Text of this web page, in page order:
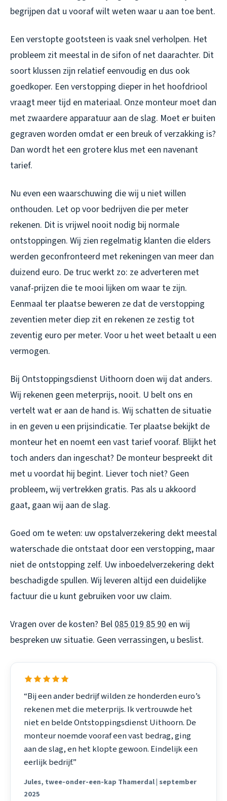
begrijpen dat u vooraf wilt weten waar u aan toe bent.
Een verstopte gootsteen is vaak snel verholpen. Het
probleem zit meestal in de sifon of net daarachter. Dit
soort klussen zijn relatief eenvoudig en dus ook
goedkoper. Een verstopping dieper in het hoofdriool
vraagt meer tijd en materiaal. Onze monteur moet dan
met zwaardere apparatuur aan de slag. Moet er buiten
gegraven worden omdat er een breuk of verzakking is?
Dan wordt het een grotere klus met een navenant
tarief.
Nu even een waarschuwing die wij u niet willen
onthouden. Let op voor bedrijven die per meter
rekenen. Dit is vrijwel nooit nodig bij normale
ontstoppingen. Wij zien regelmatig klanten die elders
werden geconfronteerd met rekeningen van meer dan
duizend euro. De truc werkt zo: ze adverteren met
vanaf-prijzen die te mooi lijken om waar te zijn.
Eenmaal ter plaatse beweren ze dat de verstopping
zeventien meter diep zit en rekenen ze zestig tot
zeventig euro per meter. Voor u het weet betaalt u een
vermogen.
Bij Ontstoppingsdienst Uithoorn doen wij dat anders.
Wij rekenen geen meterprijs, nooit. U belt ons en
vertelt wat er aan de hand is. Wij schatten de situatie
in en geven u een prijsindicatie. Ter plaatse bekijkt de
monteur het en noemt een vast tarief vooraf. Blijkt het
toch anders dan ingeschat? De monteur bespreekt dit
met u voordat hij begint. Liever toch niet? Geen
probleem, wij vertrekken gratis. Pas als u akkoord
gaat, gaan wij aan de slag.
Goed om te weten: uw opstalverzekering dekt meestal
waterschade die ontstaat door een verstopping, maar
niet de ontstopping zelf. Uw inboedelverzekering dekt
beschadigde spullen. Wij leveren altijd een duidelijke
factuur die u kunt gebruiken voor uw claim.
Vragen over de kosten? Bel085 019 85 90 en wij
bespreken uw situatie. Geen verrassingen, u beslist.
“Bij een ander bedrijf wilden ze honderden euro’s
rekenen met die meterprijs. Ik vertrouwde het
niet en belde Ontstoppingsdienst Uithoorn. De
monteur noemde vooraf een vast bedrag, ging
aan de slag, en het klopte gewoon. Eindelijk een
eerlijk bedrijf.”
Jules, twee-onder-een-kap Thamerdal | september
2025